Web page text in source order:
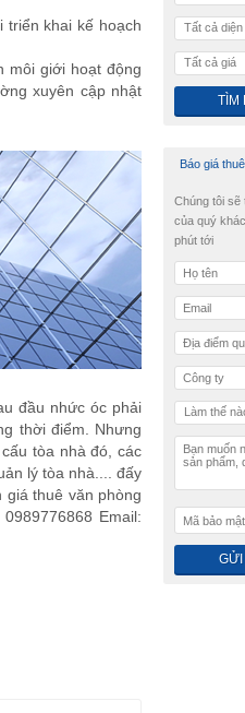
khai kế hoạch
môi giới hoạt động
xuyên cập nhật
đầu nhức óc phải
thời điểm. Nhưng
tòa nhà đó, các
lý tòa nhà.... đấy
thuê văn phòng
Email:
Tất cả
Tất cả giá
Báo giá thuê
Chúng tôi sẽ
của quý
phút tới
Làm thế